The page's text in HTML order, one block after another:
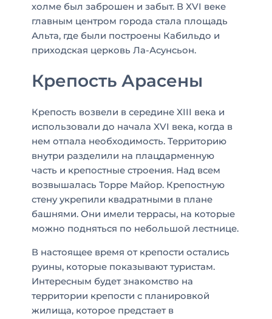
холме был заброшен и забыт. В XVI веке
главным центром города стала площадь
Альта, где были построены Кабильдо и
приходская церковь Ла-Асунсьон.
Крепость Арасены
Крепость возвели в середине XIII века и
использовали до начала XVI века, когда в
нем отпала необходимость. Территорию
внутри разделили на плацдарменную
часть и крепостные строения. Над всем
возвышалась Торре Майор. Крепостную
стену укрепили квадратными в плане
башнями. Они имели террасы, на которые
можно подняться по небольшой лестнице.
В настоящее время от крепости остались
руины, которые показывают туристам.
Интересным будет знакомство на
территории крепости с планировкой
жилища, которое предстает в